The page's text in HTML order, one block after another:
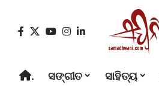
. ସଙ୍ଗୀତ ସାହିତ୍ୟ